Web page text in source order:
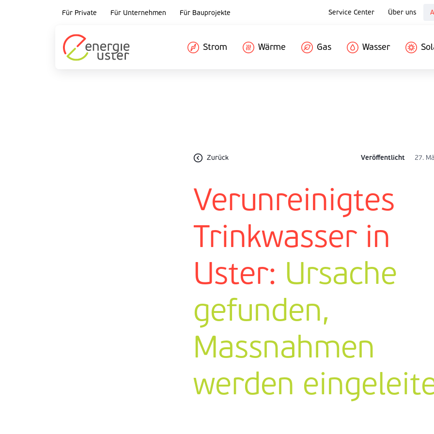
Für Private Für Unternehmen Für Bauprojekte Service Center Über uns
Strom Wärme Gas Wasser
Zurück Veröffentlicht 27.
Verunreinigtes
Trinkwasser in
Uster: Ursache
gefunden,
Massnahmen
werden